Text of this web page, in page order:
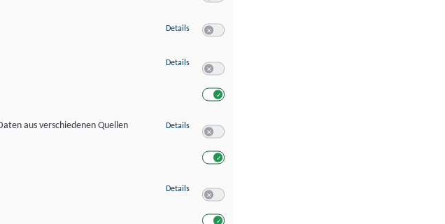
Details zu Verwendung von Profilen zur Auswahl personalisierter Werbung
Details zu Messung der Werbeleistung
aus verschiedenen Quellen
Details zu Analyse von Zielgruppen durch Statistiken oder Kombinationen von
Details zu Entwicklung und Verbesserung der Angebote